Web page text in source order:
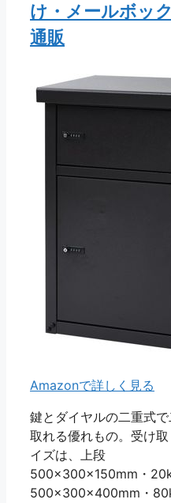
け・メールボック
通販
Amazonで詳しく見る
鍵とダイヤルの二重式
取れる優れもの。受け
イズは、上段
500×300×150mm・
500×300×400mm・